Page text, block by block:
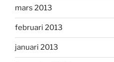
mars 2013
februari 2013
januari 2013